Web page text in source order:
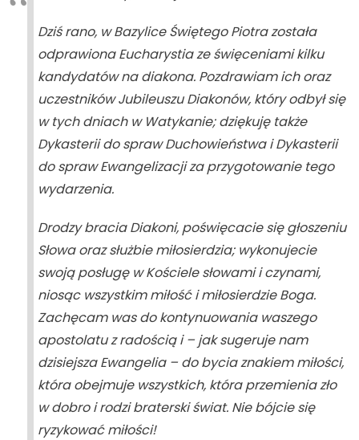
Dziś rano, w Bazylice Świętego Piotra została
odprawiona Eucharystia ze święceniami kilku
kandydatów na diakona. Pozdrawiam ich oraz
uczestnikówJubileuszu Diakonów, który odbył się
w tych dniach w Watykanie; dziękuję także
Dykasterii do spraw Duchowieństwa i Dykasterii
do spraw Ewangelizacji za przygotowanie tego
wydarzenia.
Drodzy bracia Diakoni, poświęcacie się głoszeniu
Słowa oraz służbie miłosierdzia; wykonujecie
swoją posługę w Kościelesłowamiiczynami,
niosąc wszystkim miłość i miłosierdzie Boga.
Zachęcam was do kontynuowania waszego
apostolatu z radością i – jak sugeruje nam
dzisiejsza Ewangelia – do bycia znakiem miłości,
która obejmuje wszystkich, która przemienia zło
w dobro i rodzi braterski świat. Nie bójcie się
ryzykować miłości!